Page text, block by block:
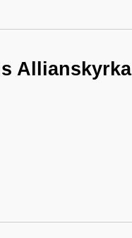
Allianskyrka